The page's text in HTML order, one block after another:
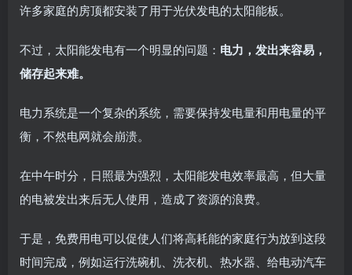
许多家庭的房顶都安装了用于光伏发电的太阳能板。
不过，太阳能发电有一个明显的问题： 电力，发出来容易，
储存起来难。
电力系统是一个复杂的系统，需要保持发电量和用电量的平
衡，不然电网就会崩溃。
在中午时分，日照最为强烈，太阳能发电效率最高，但大量
的电被发出来后无人使用，造成了资源的浪费。
于是，免费用电可以促使人们将高耗能的家庭行为放到这段
时间完成，例如运行洗碗机、洗衣机、热水器、给电动汽车